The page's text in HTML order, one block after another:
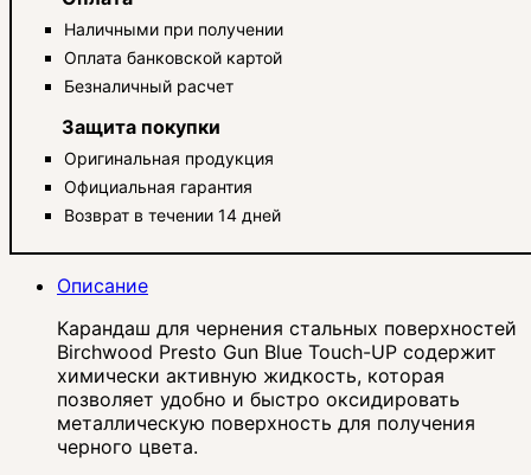
Наличными при получении
Оплата банковской картой
Безналичный расчет
Защита покупки
Оригинальная продукция
Официальная гарантия
Возврат в течении 14 дней
Описание
Карандаш для чернения стальных поверхностей
Birchwood Presto Gun Blue Touch-UP содержит
химически активную жидкость, которая
позволяет удобно и быстро оксидировать
металлическую поверхность для получения
черного цвета.